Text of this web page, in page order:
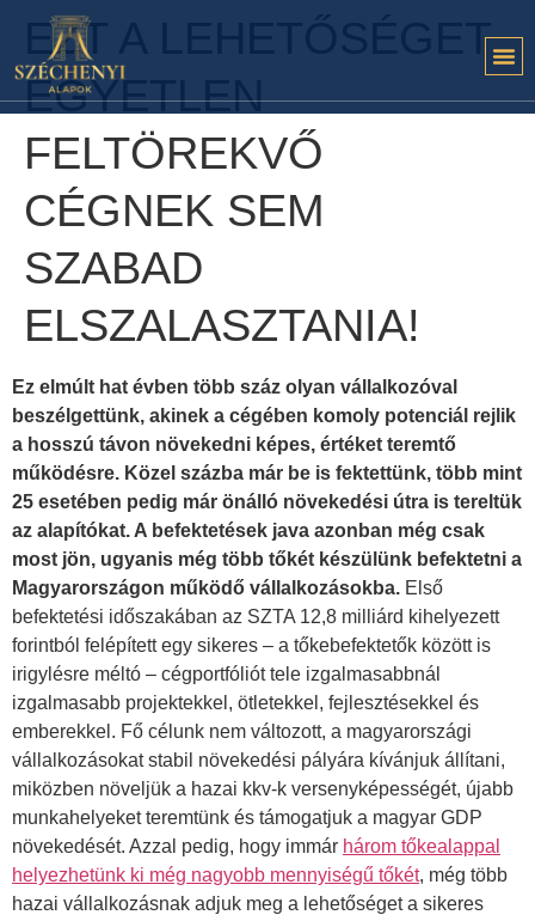
EZT A LEHETŐSÉGET
EGYETLEN
FELTÖREKVŐ
CÉGNEK SEM
SZABAD
ELSZALASZTANIA!
Ez elmúlt hat évben több száz olyan vállalkozóval
beszélgettünk, akinek a cégében komoly potenciál rejlik
a hosszú távon növekedni képes, értéket teremtő
működésre. Közel százba már be is fektettünk, több mint
25 esetében pedig már önálló növekedési útra is tereltük
az alapítókat. A befektetések java azonban még csak
most jön, ugyanis még több tőkét készülünk befektetni a
Magyarországon működő vállalkozásokba. Első
befektetési időszakában az SZTA 12,8 milliárd kihelyezett
forintból felépített egy sikeres – a tőkebefektetők között is
irigylésre méltó – cégportfóliót tele izgalmasabbnál
izgalmasabb projektekkel, ötletekkel, fejlesztésekkel és
emberekkel. Fő célunk nem változott, a magyarországi
vállalkozásokat stabil növekedési pályára kívánjuk állítani,
miközben növeljük a hazai kkv-k versenyképességét, újabb
munkahelyeket teremtünk és támogatjuk a magyar GDP
növekedését. Azzal pedig, hogy immár három tőkealappal
helyezhetünk ki még nagyobb mennyiségű tőkét, még több
hazai vállalkozásnak adjuk meg a lehetőséget a sikeres